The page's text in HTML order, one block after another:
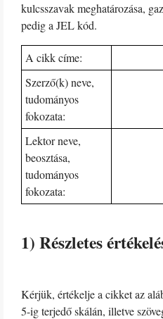
kulcsszavak meghatározása,
pedig a JEL kód.
A cikk címe:
Szerző(k) neve,
tudományos
fokozata:
Lektor neve,
beosztása,
tudományos
fokozata:
1) Részletes
Kérjük, értékelje a cikket az
5-ig terjedő skálán, illetve